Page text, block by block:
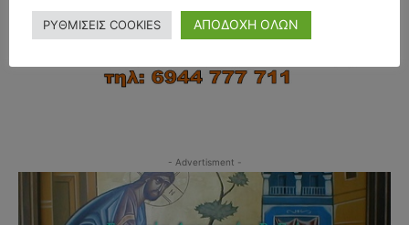
- Advertisment -
ΡΥΘΜΙΣΕΙΣ COOKIES ΑΠΟΔΟΧΗ ΟΛΩΝ